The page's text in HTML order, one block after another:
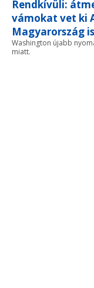
Rendkívüli:
vámokat vet ki
Magyarország
Washington újabb
miatt.